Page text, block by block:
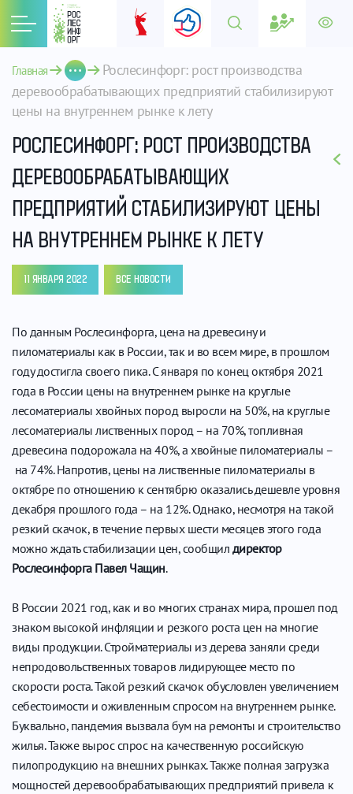
Главная
Рослесинфорг: рост производства
деревообрабатывающих предприятий стабилизируют
цены на внутреннем рынке к лету
РОСЛЕСИНФОРГ: РОСТ ПРОИЗВОДСТВА
ДЕРЕВООБРАБАТЫВАЮЩИХ
ПРЕДПРИЯТИЙ СТАБИЛИЗИРУЮТ ЦЕНЫ
НА ВНУТРЕННЕМ РЫНКЕ К ЛЕТУ
11 ЯНВАРЯ 2022 ВСЕ НОВОСТИ
По данным Рослесинфорга, цена на древесину и
пиломатериалы как в России, так и во всем мире, в прошлом
году достигла своего пика. С января по конец октября 2021
года в России цены на внутреннем рынке на круглые
лесоматериалы хвойных пород выросли на 50%, на круглые
лесоматериалы лиственных пород – на 70%, топливная
древесина подорожала на 40%, а хвойные пиломатериалы –
на 74%. Напротив, цены на лиственные пиломатериалы в
октябре по отношению к сентябрю оказались дешевле уровня
декабря прошлого года – на 12%. Однако, несмотря на такой
резкий скачок, в течение первых шести месяцев этого года
можно ждать стабилизации цен, сообщил директор
Рослесинфорга Павел Чащин.
В России 2021 год, как и во многих странах мира, прошел под
знаком высокой инфляции и резкого роста цен на многие
виды продукции. Стройматериалы из дерева заняли среди
непродовольственных товаров лидирующее место по
скорости роста. Такой резкий скачок обусловлен увеличением
себестоимости и оживленным спросом на внутреннем рынке.
Буквально, пандемия вызвала бум на ремонты и строительство
жилья. Также вырос спрос на качественную российскую
пилопродукцию на внешних рынках. Также полная загрузка
мощностей деревообрабатывающих предприятий привела к